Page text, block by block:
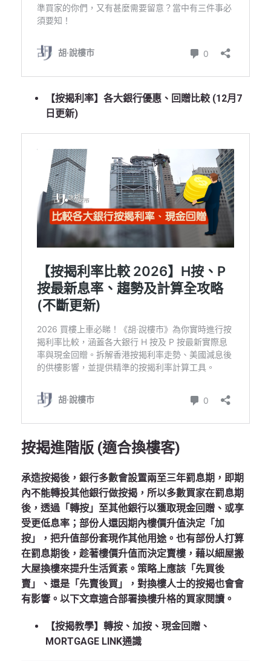
【按揭利率】各大銀行優惠、回贈比較 (12月7
日更新)
按揭進階版 (適合換樓客)
承造按揭後，銀行多數會設置兩至三年罰息期，即期
內不能轉投其他銀行做按揭，所以多數買家在罰息期
後，透過「轉按」至其他銀行以獲取現金回贈、或享
受更低息率；部份人還因期內樓價升值決定「加
按」，把升值部份套現作其他用途。也有部份人打算
在罰息期後，趁著樓價升值而決定賣樓，藉以細屋搬
大屋換樓來提升生活質素。策略上應該「先買後
賣」、還是「先賣後買」，對換樓人士的按揭也會會
有影響。以下文章適合部署換樓升格的買家閱讀。
【按揭教學】轉按、加按、現金回贈、
MORTGAGE LINK通識